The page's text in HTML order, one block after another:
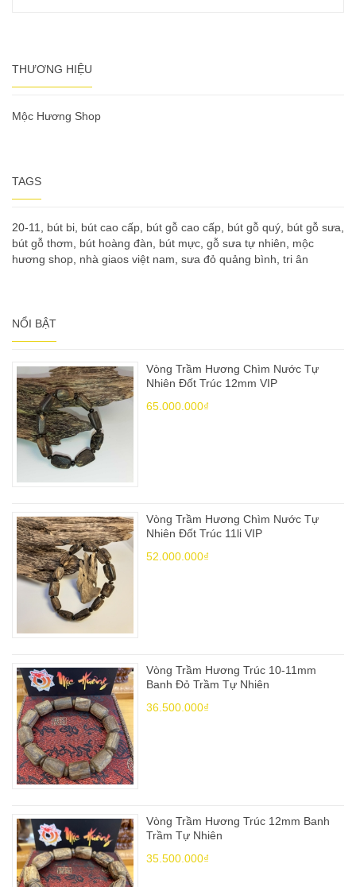
THƯƠNG HIỆU
Mộc Hương Shop
TAGS
20-11 bút bi bút cao cấp bút gỗ cao cấp bút gỗ quý bút gỗ sưa
bút gỗ thơm
bút hoàng đàn bút mực gỗ sưa tự nhiên
mộc
hương shop nhà giaos việt nam sưa đỏ quảng bình tri ân
NỔI BẬT
Vòng Trầm Hương Chìm Nước Tự
Nhiên Đốt Trúc 12mm VIP
65.000.000₫
Vòng Trầm Hương Chìm Nước Tự
Nhiên Đốt Trúc 11li VIP
52.000.000₫
Vòng Trầm Hương Trúc 10-11mm
Banh Đỏ Trầm Tự Nhiên
36.500.000₫
Vòng Trầm Hương Trúc 12mm Banh
Trầm Tự Nhiên
35.500.000₫